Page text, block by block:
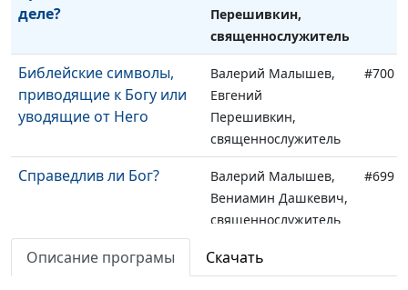
деле?
Перешивкин,
священнослужитель
Библейские символы,
приводящие к Богу или
уводящие от Него
Валерий Малышев,
Евгений
Перешивкин,
священнослужитель
#700
Справедлив ли Бог?
Валерий Малышев,
Вениамин Дашкевич,
священнослужитель
#699
Чужое злое влияние: как
Валерий Малышев,
Вениамин Дашкевич,
Описание програмы Скачать